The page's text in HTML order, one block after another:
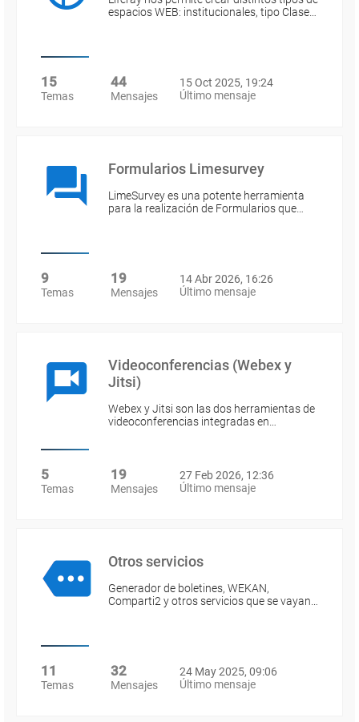
espacios WEB: institucionales, tipo Clase…
15
Temas
44
Mensajes
15 Oct 2025, 19:24
Último mensaje
Formularios Limesurvey
LimeSurvey es una potente herramienta
para la realización de Formularios que…
9
Temas
19
Mensajes
14 Abr 2026, 16:26
Último mensaje
Videoconferencias (Webex y
Jitsi)
Webex y Jitsi son las dos herramientas de
videoconferencias integradas en…
5
Temas
19
Mensajes
27 Feb 2026, 12:36
Último mensaje
Otros servicios
Generador de boletines, WEKAN,
Comparti2 y otros servicios que se vayan…
11
Temas
32
Mensajes
24 May 2025, 09:06
Último mensaje